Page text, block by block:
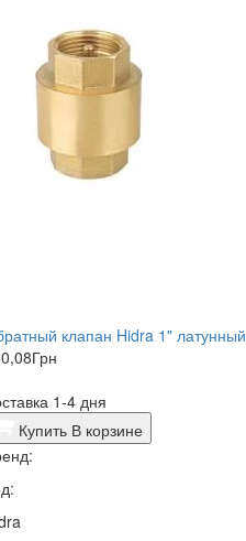
клапан Hidra 1" латунный
Грн
1-4 дня
Купить В корзине